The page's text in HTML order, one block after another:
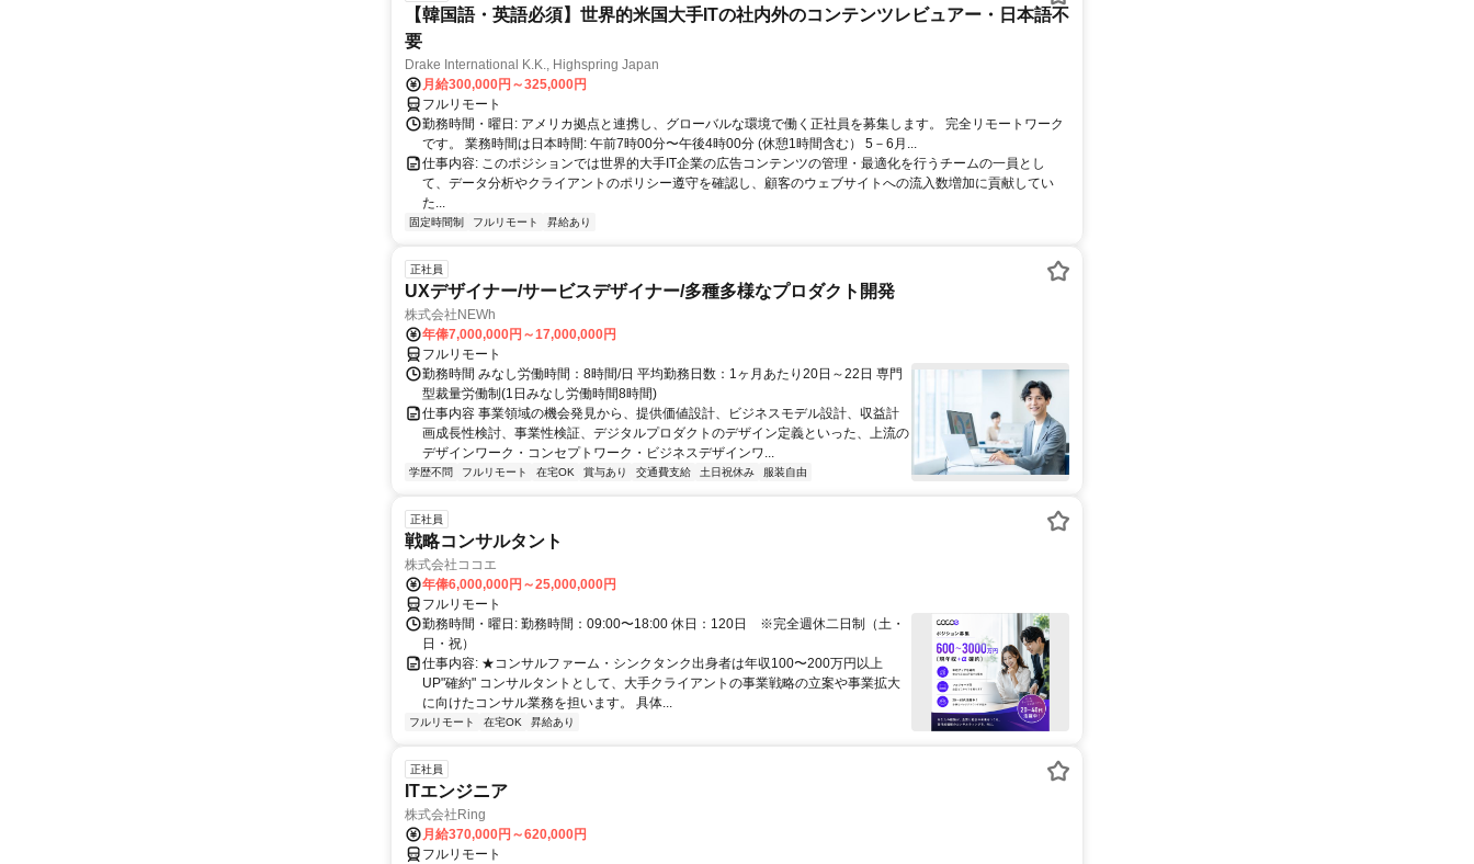
【韓国語・英語必須】世界的米国大手ITの社内外のコンテンツレビュアー・日本語不
要
Drake International K.K., Highspring Japan
月給300,000円～325,000円
フルリモート
勤務時間・曜日: アメリカ拠点と連携し、グローバルな環境で働く正社員を募集します。 完全リモートワーク
です。 業務時間は日本時間: 午前7時00分〜午後4時00分 (休憩1時間含む） 5－6月...
仕事内容: このポジションでは世界的大手IT企業の広告コンテンツの管理・最適化を行うチームの一員とし
て、データ分析やクライアントのポリシー遵守を確認し、顧客のウェブサイトへの流入数増加に貢献してい
た...
固定時間制 フルリモート 昇給あり
正社員
UXデザイナー/サービスデザイナー/多種多様なプロダクト開発
株式会社NEWh
年俸7,000,000円～17,000,000円
フルリモート
勤務時間 みなし労働時間：8時間/日 平均勤務日数：1ヶ月あたり20日～22日 専門
型裁量労働制(1日みなし労働時間8時間)
仕事内容 事業領域の機会発見から、提供価値設計、ビジネスモデル設計、収益計
画成長性検討、事業性検証、デジタルプロダクトのデザイン定義といった、上流の
デザインワーク・コンセプトワーク・ビジネスデザインワ...
学歴不問 フルリモート 在宅OK 賞与あり 交通費支給 土日祝休み 服装自由
正社員
戦略コンサルタント
株式会社ココエ
年俸6,000,000円～25,000,000円
フルリモート
勤務時間・曜日: 勤務時間：09:00〜18:00 休日：120日 ※完全週休二日制（土・
日・祝）
仕事内容: ★コンサルファーム・シンクタンク出身者は年収100〜200万円以上
UP"確約" コンサルタントとして、大手クライアントの事業戦略の立案や事業拡大
に向けたコンサル業務を担います。 具体...
フルリモート 在宅OK 昇給あり
正社員
ITエンジニア
株式会社Ring
月給370,000円～620,000円
フルリモート